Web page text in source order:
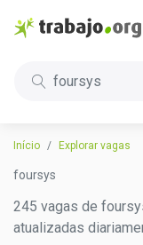
foursys
Início Explorar vagas
foursys
245 vagas de
atualizadas